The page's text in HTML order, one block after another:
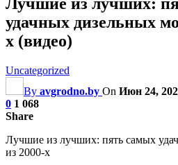
удачных дизельных
х (видео)
Uncategorized
By avgrodno.by On Июн 24,
0 1 068
Share
Лучшие из лучших: пять самых
из 2000-х